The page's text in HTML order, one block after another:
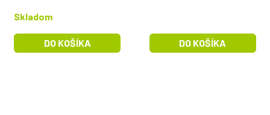
Skladom
DO KOŠÍKA DO KOŠÍKA